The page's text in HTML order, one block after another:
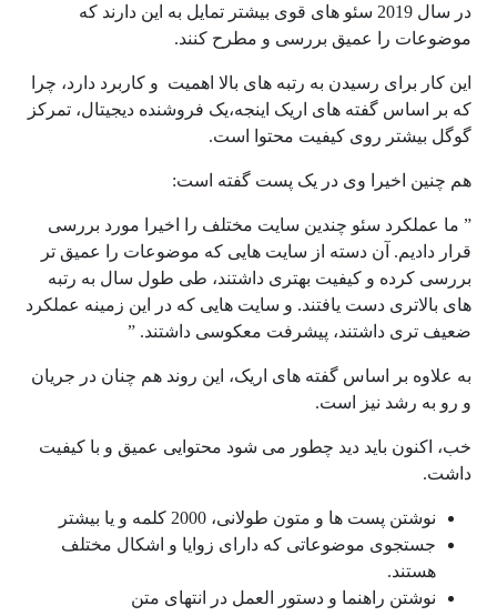
در سال 2019 سئو های قوی بیشتر تمایل به این دارند که
موضوعات را عمیق بررسی و مطرح کنند.
این کار برای رسیدن به رتبه های بالا اهمیت و کاربرد دارد، چرا
که بر اساس گفته های اریک اینجه،یک فروشنده دیجیتال، تمرکز
گوگل بیشتر روی کیفیت محتوا است.
هم چنین اخیرا وی در یک پست گفته است:
” ما عملکرد سئو چندین سایت مختلف را اخیرا مورد بررسی
قرار دادیم. آن دسته از سایت هایی که موضوعات را عمیق تر
بررسی کرده و کیفیت بهتری داشتند، طی طول سال به رتبه
های بالاتری دست یافتند. و سایت هایی که در این زمینه عملکرد
ضعیف تری داشتند، پیشرفت معکوسی داشتند. ”
به علاوه بر اساس گفته های اریک، این روند هم چنان در جریان
و رو به رشد نیز است.
خب، اکنون باید دید چطور می شود محتوایی عمیق و با کیفیت
داشت.
نوشتن پست ها و متون طولانی، 2000 کلمه و یا بیشتر
جستجوی موضوعاتی که دارای زوایا و اشکال مختلف
هستند.
نوشتن راهنما و دستور العمل در انتهای متن